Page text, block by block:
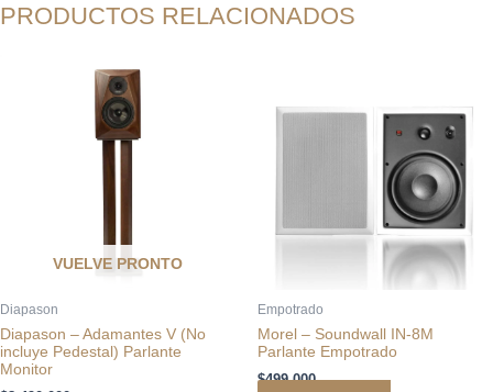
PRODUCTOS RELACIONADOS
VUELVE PRONTO
Diapason
Diapason – Adamantes V (No
incluye Pedestal) Parlante
Monitor
Empotrado
Morel – Soundwall IN-8M
Parlante Empotrado
$499.000